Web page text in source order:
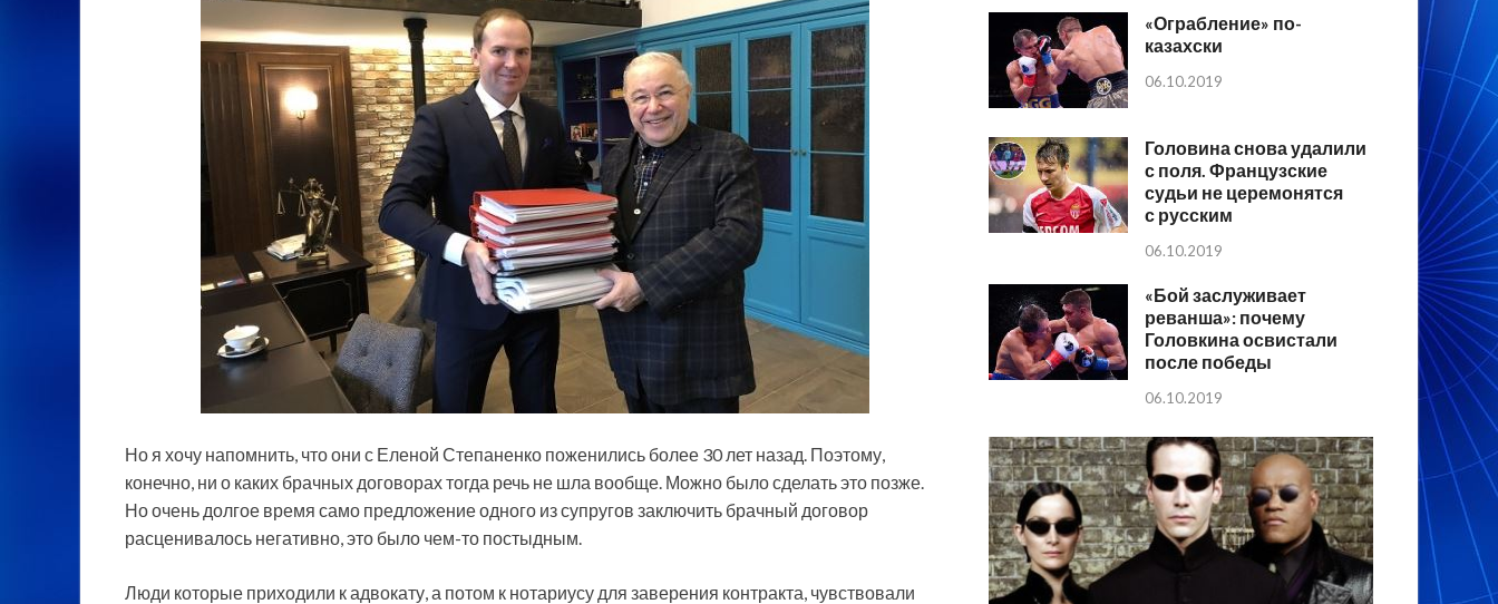
Но я хочу напомнить, что они с Еленой Степаненко поженились более 30 лет назад. Поэтому,
конечно, ни о каких брачных договорах тогда речь не шла вообще. Можно было сделать это позже.
Но очень долгое время само предложение одного из супругов заключить брачный договор
расценивалось негативно, это было чем-то постыдным.
Люди которые приходили к адвокату, а потом к нотариусу для заверения контракта, чувствовали
«Ограбление» по-
казахски
06.10.2019
Головина снова удалили
с поля. Французские
судьи не церемонятся
с русским
06.10.2019
«Бой заслуживает
реванша»: почему
Головкина освистали
после победы
06.10.2019